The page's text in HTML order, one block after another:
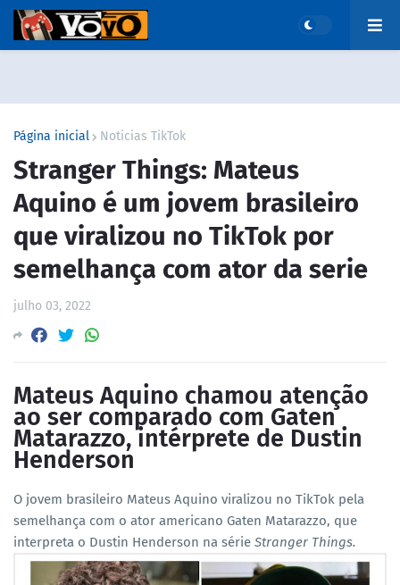
Página inicial Noticias TikTok
Stranger Things: Mateus
Aquino é um jovem brasileiro
que viralizou no TikTok por
semelhança com ator da serie
julho 03, 2022
Mateus Aquino chamou atenção
ao ser comparado com Gaten
Matarazzo, intérprete de Dustin
Henderson
O jovem brasileiro Mateus Aquino viralizou no TikTok pela
semelhança com o ator americano Gaten Matarazzo, que
interpreta o Dustin Henderson na série Stranger Things.